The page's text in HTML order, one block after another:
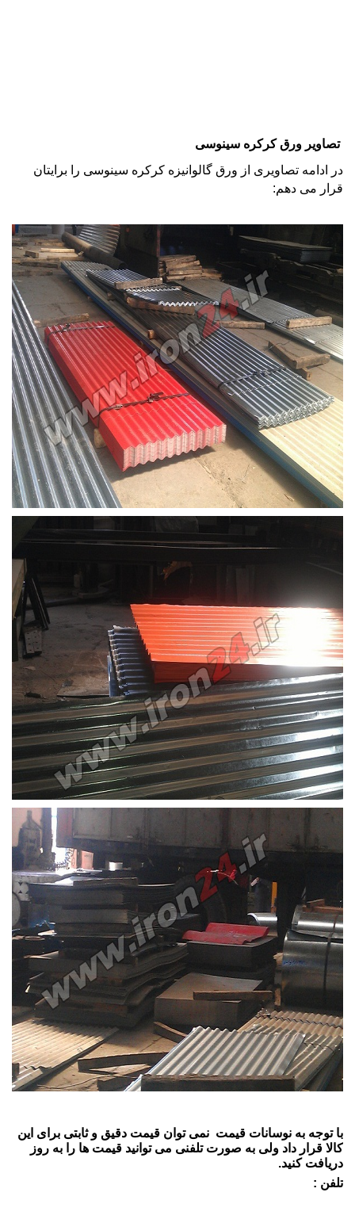
تصاویر ورق کرکره سینوسی
در ادامه تصاویری از ورق گالوانیزه کرکره سینوسی را برایتان
قرار می دهم:
با توجه به نوسانات قیمت نمی توان قیمت دقیق و ثابتی برای این
کالا قرار داد ولی به صورت تلفنی می توانید قیمت ها را به روز
دریافت کنید.
تلفن :